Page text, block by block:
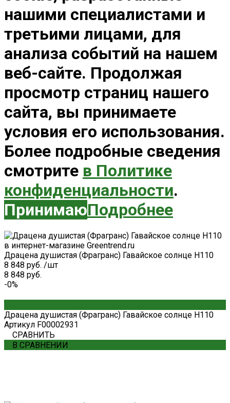
нашими специалистами и
третьими лицами, для
анализа событий на нашем
веб-сайте. Продолжая
просмотр страниц нашего
сайта, вы принимаете
условия его использования.
Более подробные сведения
смотрите в Политике
конфиденциальности.
ПринимаюПодробнее
Драцена душистая (Фрагранс) Гавайское солнце H110
8 848 руб. /шт
8 848 руб.
-0%
Драцена душистая (Фрагранс) Гавайское солнце H110
Артикул F00002931
СРАВНИТЬ
В СРАВНЕНИИ